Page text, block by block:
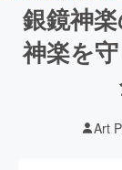
銀鏡神
神楽を
Art